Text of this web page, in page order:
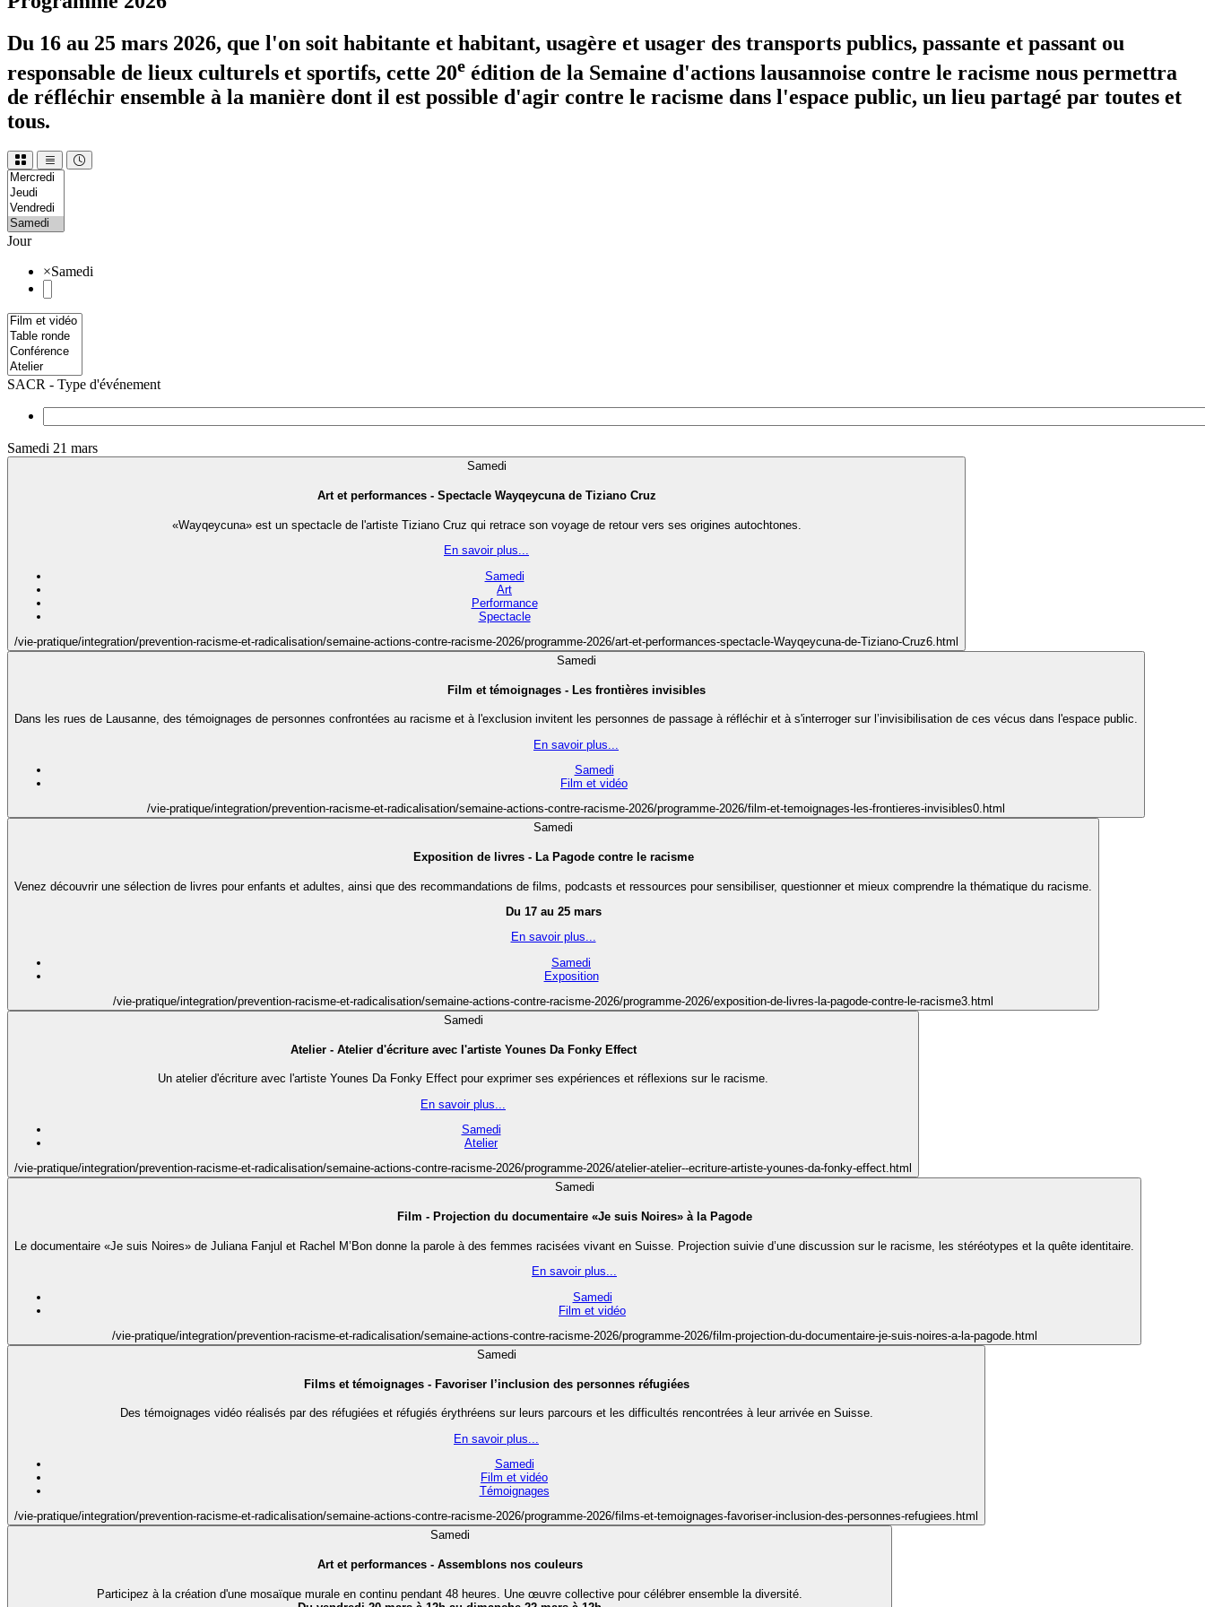
Du 16 au 25 mars 2026, que l'on soit habitante et habitant, usagère et usager des transports publics, passante et passant ou
responsable de lieux culturels et sportifs, cette 20e édition de la Semaine d'actions lausannoise contre le racisme nous permettra
de réfléchir ensemble à la manière dont il est possible d'agir contre le racisme dans l'espace public, un lieu partagé par toutes et
tous.
Jour
×Samedi
SACR - Type d'événement
Samedi 21 mars
Samedi
Art et performances - Spectacle Wayqeycuna de Tiziano Cruz
«Wayqeycuna» est un spectacle de l'artiste Tiziano Cruz qui retrace son voyage de retour vers ses origines autochtones.
En savoir plus...
Samedi
Art
Performance
Spectacle
/vie-pratique/integration/prevention-racisme-et-radicalisation/semaine-actions-contre-racisme-2026/programme-2026/art-et-performances-spectacle-Wayqeycuna-de-Tiziano-Cruz6.html
Samedi
Film et témoignages - Les frontières invisibles
Dans les rues de Lausanne, des témoignages de personnes confrontées au racisme et à l'exclusion invitent les personnes de passage à réfléchir et à s'interroger sur l’invisibilisation de ces vécus dans l'espace public.
En savoir plus...
Samedi
Film et vidéo
/vie-pratique/integration/prevention-racisme-et-radicalisation/semaine-actions-contre-racisme-2026/programme-2026/film-et-temoignages-les-frontieres-invisibles0.html
Samedi
Exposition de livres - La Pagode contre le racisme
Venez découvrir une sélection de livres pour enfants et adultes, ainsi que des recommandations de films, podcasts et ressources pour sensibiliser, questionner et mieux comprendre la thématique du racisme.
Du 17 au 25 mars
En savoir plus...
Samedi
Exposition
/vie-pratique/integration/prevention-racisme-et-radicalisation/semaine-actions-contre-racisme-2026/programme-2026/exposition-de-livres-la-pagode-contre-le-racisme3.html
Samedi
Atelier - Atelier d'écriture avec l'artiste Younes Da Fonky Effect
Un atelier d'écriture avec l'artiste Younes Da Fonky Effect pour exprimer ses expériences et réflexions sur le racisme.
En savoir plus...
Samedi
Atelier
/vie-pratique/integration/prevention-racisme-et-radicalisation/semaine-actions-contre-racisme-2026/programme-2026/atelier-atelier--ecriture-artiste-younes-da-fonky-effect.html
Samedi
Film - Projection du documentaire «Je suis Noires» à la Pagode
Le documentaire «Je suis Noires» de Juliana Fanjul et Rachel M’Bon donne la parole à des femmes racisées vivant en Suisse. Projection suivie d’une discussion sur le racisme, les stéréotypes et la quête identitaire.
En savoir plus...
Samedi
Film et vidéo
/vie-pratique/integration/prevention-racisme-et-radicalisation/semaine-actions-contre-racisme-2026/programme-2026/film-projection-du-documentaire-je-suis-noires-a-la-pagode.html
Samedi
Films et témoignages - Favoriser l’inclusion des personnes réfugiées
Des témoignages vidéo réalisés par des réfugiées et réfugiés érythréens sur leurs parcours et les difficultés rencontrées à leur arrivée en Suisse.
En savoir plus...
Samedi
Film et vidéo
Témoignages
/vie-pratique/integration/prevention-racisme-et-radicalisation/semaine-actions-contre-racisme-2026/programme-2026/films-et-temoignages-favoriser-inclusion-des-personnes-refugiees.html
Samedi
Art et performances - Assemblons nos couleurs
Participez à la création d'une mosaïque murale en continu pendant 48 heures. Une œuvre collective pour célébrer ensemble la diversité.